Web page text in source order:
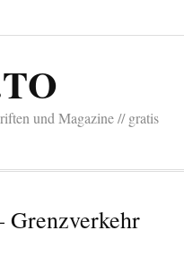
und Magazine // gratis